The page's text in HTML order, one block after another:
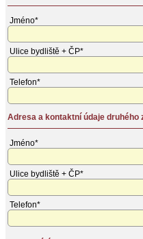
Jméno*
Ulice bydliště + ČP*
Telefon*
Adresa a kontaktní údaje druhého
Jméno*
Ulice bydliště + ČP*
Telefon*